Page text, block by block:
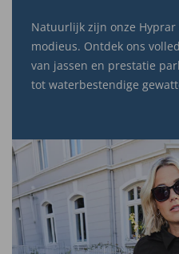
Natuurlijk zijn onze
modieus. Ontdek ons
van jassen en prestatie
tot waterbestendige